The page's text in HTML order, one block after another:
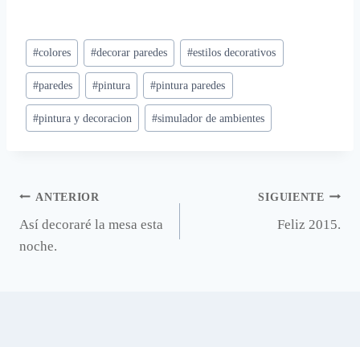
Etiquetas
de
la
entrada:
#colores #decorar paredes #estilos decorativos
#paredes #pintura #pintura paredes
#pintura y decoracion #simulador de ambientes
Navegación
de
ANTERIOR
Así decoraré la mesa esta
noche.
SIGUIENTE
Feliz 2015.